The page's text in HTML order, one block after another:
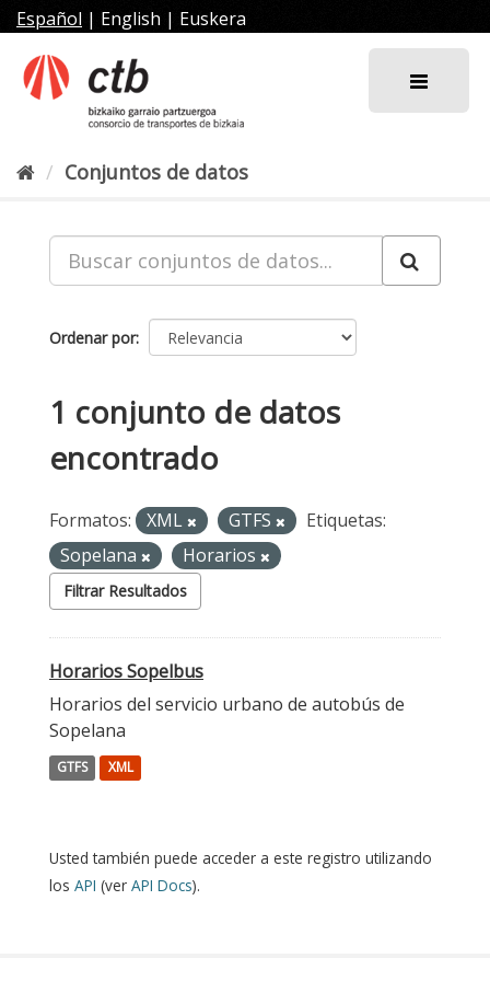
al
contenido
Español | English | Euskera
Conjuntos de datos
Ordenar por
1 conjunto de datos
encontrado
Formatos: XML GTFS
Etiquetas:
Sopelana
Horarios
Filtrar Resultados
Horarios Sopelbus
Horarios del servicio urbano de autobús de
Sopelana
GTFS XML
Usted también puede acceder a este registro utilizando
los API (ver API Docs).